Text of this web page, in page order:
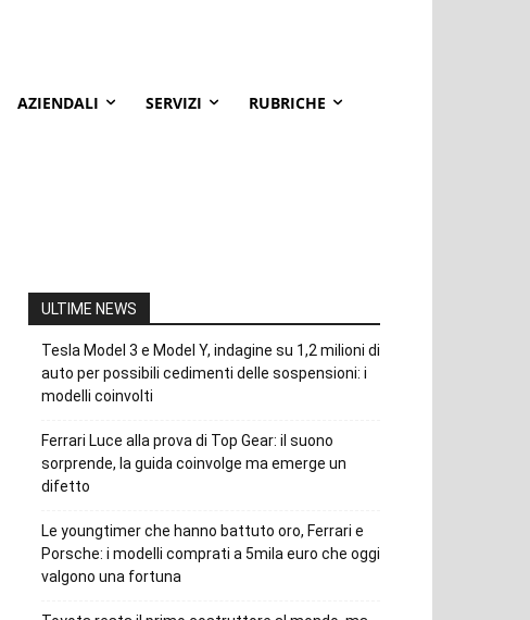
AZIENDALI SERVIZI RUBRICHE
ULTIME NEWS
Tesla Model 3 e Model Y, indagine su 1,2 milioni di
auto per possibili cedimenti delle sospensioni: i
modelli coinvolti
Ferrari Luce alla prova di Top Gear: il suono
sorprende, la guida coinvolge ma emerge un
difetto
Le youngtimer che hanno battuto oro, Ferrari e
Porsche: i modelli comprati a 5mila euro che oggi
valgono una fortuna